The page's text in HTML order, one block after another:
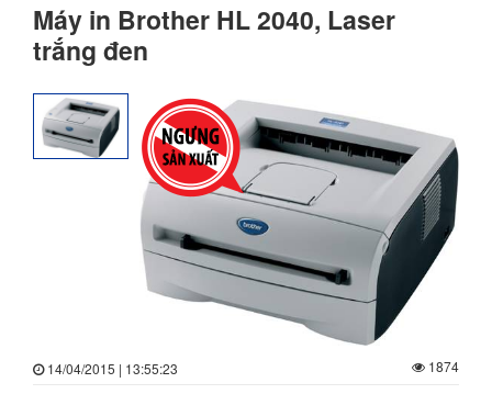
Máy in Brother HL 2040, Laser
trắng đen
14/04/2015 | 13:55:23 1874